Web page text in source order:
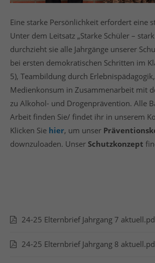
Lorem ipsum dolor sit amet,
elit.
Aenean commodo ligula eget dolor.
Cum sociis natoque penatibus et
parturient montes, nascetur ridiculus
quam felis, ultricies nec.
Login
Eine starke Persönlichkeit erfordert eine
Unter dem Leitsatz „Starke Schüler –
durchzieht sie alle Jahrgänge unserer
bei ersten demokratischen Schritten im
5), Teambildung durch
Medienkonsum in Zusammenarbeit mit
zu Alkohol- und Drogenprävention. Alle
Arbeit finden Sie/ findet ihr in unserem
Klicken Sie hier, um unser
downzuloaden. Unser Schutzkonzept
24-25 Elternbrief Jahrgang 7
24-25 Elternbrief Jahrgang 8